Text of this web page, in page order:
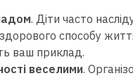
. Діти часто
способу
ваш приклад.
веселими.